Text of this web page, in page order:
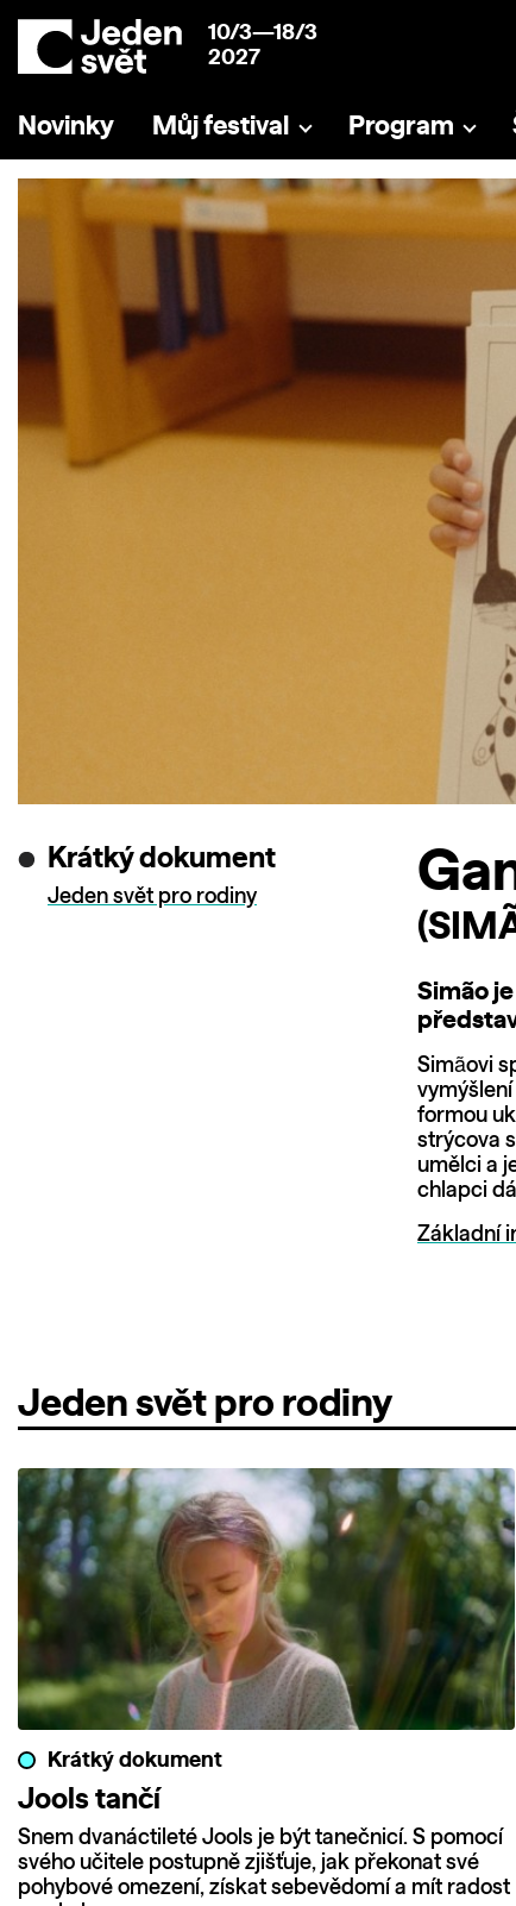
10/3—18/3
2027
Novinky Můj festival Program
Krátký dokument
Jeden svět pro rodiny
Simão
Simãovi
formou
strýcova
umělci a
chlapci
Základní
Jeden svět pro rodiny
Krátký dokument
Jools tančí
Snem dvanáctileté Jools je být tanečnicí. S pomocí
svého učitele postupně zjišťuje, jak překonat své
pohybové omezení, získat sebevědomí a mít radost